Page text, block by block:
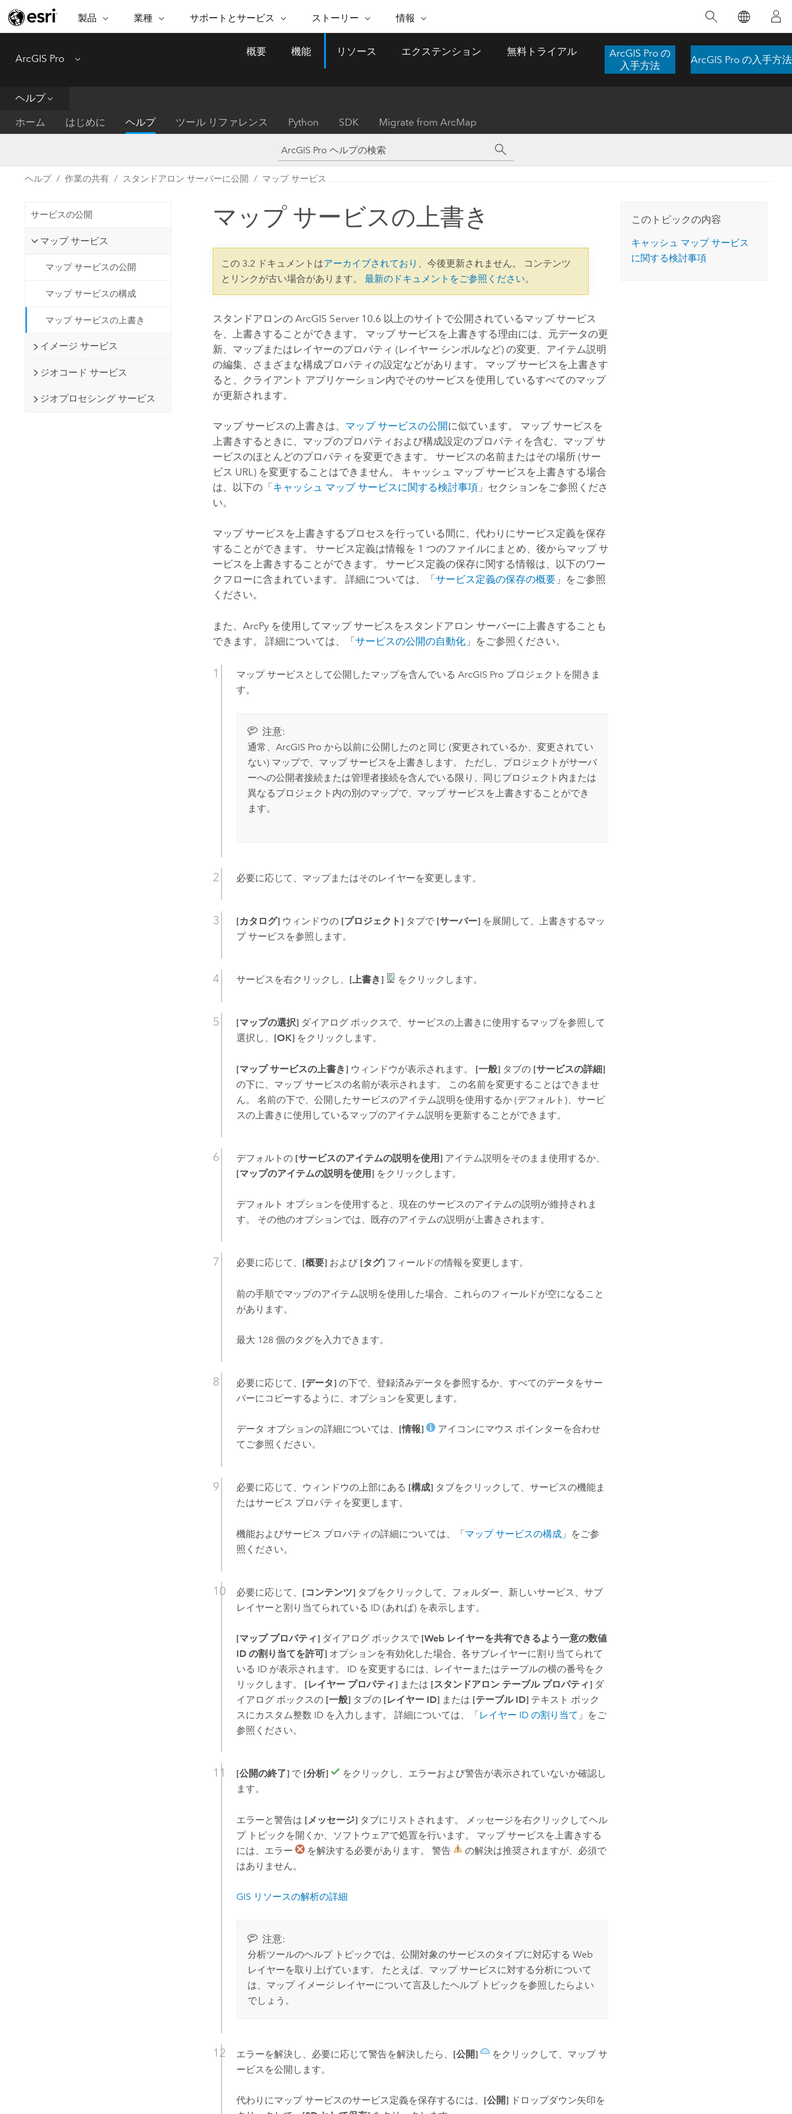
製品
ARCGIS
ArcGIS Online
完全な SaaS マッピング プラット
ArcGIS Pro
ArcGIS Enterprise
テム
開発者向けテクノロジー
ケーションの構築
すべてのプロダクト
機能
位置情報を分析に活用
空間データの統合、編集、共有
Esri ストア
Esri の ArcGIS 製品
られています。 技術がどのようなものかを
ブ マップを試したり、製品の機能を調べた
り、無料トライアルを開始したりします。
業種
業種
自然保護
公共エネルギー
地方自治体
持続可能な開発
電気通信
交通機関
注目のイニシアティブ
インフラストラクチャ管理
的アプローチは、インフラストラクチャ プ
ロジェクトが周囲の環境とどのように関連
しているかをリーダーが理解するのに役立
インフラストラクチャ管理の探索
サポートとサービス
サポートとサービス セルフサービス
ArcGIS ブログ
ドキュメント
するために使用される空間統計技術を探索
ストーリー
ESRI ストーリー
Esri ブログ
実世界のグローバルな GIS
技術革新
ー リーダーの声
ArcNews
業界ニュースと ArcGIS 更
すべてのストーリー
リケーションを構築し、重要な救助活動を
情報
ESRI について
パートナー
採用情報
イノベーションへの取り
組み
ーメーション
注目
ArcGIS Pro Menu
概要 機能 リソース エクステンション 無料トライアル
ArcGIS Pro の
入手方法
ArcGIS Pro の入手方法
ヘルプ
ホーム はじめに ヘルプ ツール リファレンス Python SDK Migrate from ArcMap
ヘルプ 作業の共有 スタンドアロン サーバーに公開 マップ サービス
サービスの公開
マップ サービス
マップ サービスの公開
マップ サービスの構成
マップ サービスの上書き
イメージ サービス
ジオコード サービス
ジオプロセシング サービス
マップ サービスの上書き
この 3.2 ドキュメントはアーカイブされており 、今後更新されません。 コンテンツ
とリンクが古い場合があります。最新のドキュメントをご参照ください。
スタンドアロンのArcGIS Server 10.6 以上のサイトで公開されているマップ サービス
を、上書きすることができます。 マップ サービスを上書きする理由には、元データの更
新、マップまたはレイヤーのプロパティ (レイヤー シンボルなど) の変更、アイテム説明
の編集、さまざまな構成プロパティの設定などがあります。 マップ サービスを上書きす
ると、クライアント アプリケーション内でそのサービスを使用しているすべてのマップ
が更新されます。
マップ サービスの上書きは、 マップ サービスの公開に似ています。 マップ サービスを
上書きするときに、マップのプロパティおよび構成設定のプロパティを含む、マップ サ
ービスのほとんどのプロパティを変更できます。 サービスの名前またはその場所 (サー
ビス URL) を変更することはできません。 キャッシュ マップ サービスを上書きする場合
は、以下の「キャッシュ マップ サービスに関する検討事項 」セクションをご参照くださ
い。
マップ サービスを上書きするプロセスを行っている間に、代わりにサービス定義を保存
することができます。 サービス定義は情報を 1 つのファイルにまとめ、後からマップ サ
ービスを上書きすることができます。 サービス定義の保存に関する情報は、以下のワー
クフローに含まれています。 詳細については、「サービス定義の保存の概要 」をご参照
ください。
また、ArcPy を使用してマップ サービスをスタンドアロン サーバーに上書きすることも
できます。 詳細については、「サービスの公開の自動化 」をご参照ください。
マップ サービスとして公開したマップを含んでいるArcGIS Pro プロジェクトを開きま
す。
注意:
通常、 ArcGIS Pro から以前に公開したのと同じ (変更されているか、変更されてい
ない) マップで、マップ サービスを上書きします。 ただし、プロジェクトがサーバ
ーへの公開者接続または管理者接続を含んでいる限り、同じプロジェクト内または
異なるプロジェクト内の別のマップで、マップ サービスを上書きすることができ
ます。
必要に応じて、マップまたはそのレイヤーを変更します。
[カタログ] ウィンドウの [プロジェクト] タブで [サーバー] を展開して、上書きするマッ
プ サービスを参照します。
サービスを右クリックし、 [上書き] をクリックします。
[マップの選択] ダイアログ ボックスで、サービスの上書きに使用するマップを参照して
選択し、 [OK] をクリックします。
[マップ サービスの上書き] ウィンドウが表示されます。 [一般] タブの [サービスの詳細]
の下に、マップ サービスの名前が表示されます。 この名前を変更することはできませ
ん。 名前の下で、公開したサービスのアイテム説明を使用するか (デフォルト)、サービ
スの上書きに使用しているマップのアイテム説明を更新することができます。
デフォルトの [サービスのアイテムの説明を使用] アイテム説明をそのまま使用するか、
[マップのアイテムの説明を使用] をクリックします。
デフォルト オプションを使用すると、現在のサービスのアイテムの説明が維持されま
す。 その他のオプションでは、既存のアイテムの説明が上書きされます。
必要に応じて、 [概要] および [タグ] フィールドの情報を変更します。
前の手順でマップのアイテム説明を使用した場合、これらのフィールドが空になること
があります。
最大 128 個のタグを入力できます。
必要に応じて、 [データ] の下で、登録済みデータを参照するか、すべてのデータをサー
バーにコピーするように、オプションを変更します。
データ オプションの詳細については、 [情報]
アイコンにマウス ポインターを合わせ
てご参照ください。
必要に応じて、ウィンドウの上部にある [構成] タブをクリックして、サービスの機能ま
たはサービス プロパティを変更します。
機能およびサービス プロパティの詳細については、「マップ サービスの構成 」をご参
照ください。
必要に応じて、 [コンテンツ] タブをクリックして、フォルダー、新しいサービス、サブ
レイヤーと割り当てられている ID (あれば) を表示します。
[マップ プロパティ] ダイアログ ボックスで [Web レイヤーを共有できるよう一意の数値
ID の割り当てを許可] オプションを有効化した場合、各サブレイヤーに割り当てられて
いる ID が表示されます。 ID を変更するには、レイヤーまたはテーブルの横の番号をク
リックします。 [レイヤー プロパティ] または [スタンドアロン テーブル プロパティ] ダ
イアログ ボックスの [一般] タブの [レイヤー ID] または [テーブル ID] テキスト ボック
スにカスタム整数 ID を入力します。 詳細については、「レイヤー ID の割り当て 」をご
参照ください。
[公開の終了] で [分析]
をクリックし、エラーおよび警告が表示されていないか確認し
ます。
エラーと警告は [メッセージ] タブにリストされます。 メッセージを右クリックしてヘル
プ トピックを開くか、ソフトウェアで処置を行います。 マップ サービスを上書きする
には、エラー
を解決する必要があります。 警告
の解決は推奨されますが、必須で
はありません。
GIS リソースの解析の詳細
注意:
分析ツールのヘルプ トピックでは、公開対象のサービスのタイプに対応する Web
レイヤーを取り上げています。 たとえば、マップ サービスに対する分析について
は、マップ イメージ レイヤーについて言及したヘルプ トピックを参照したらよい
でしょう。
エラーを解決し、必要に応じて警告を解決したら、 [公開]
をクリックして、マップ サ
ービスを公開します。
代わりにマップ サービスのサービス定義を保存するには、 [公開] ドロップダウン矢印を
このトピックの内容
キャッシュ マップ サービス
に関する検討事項